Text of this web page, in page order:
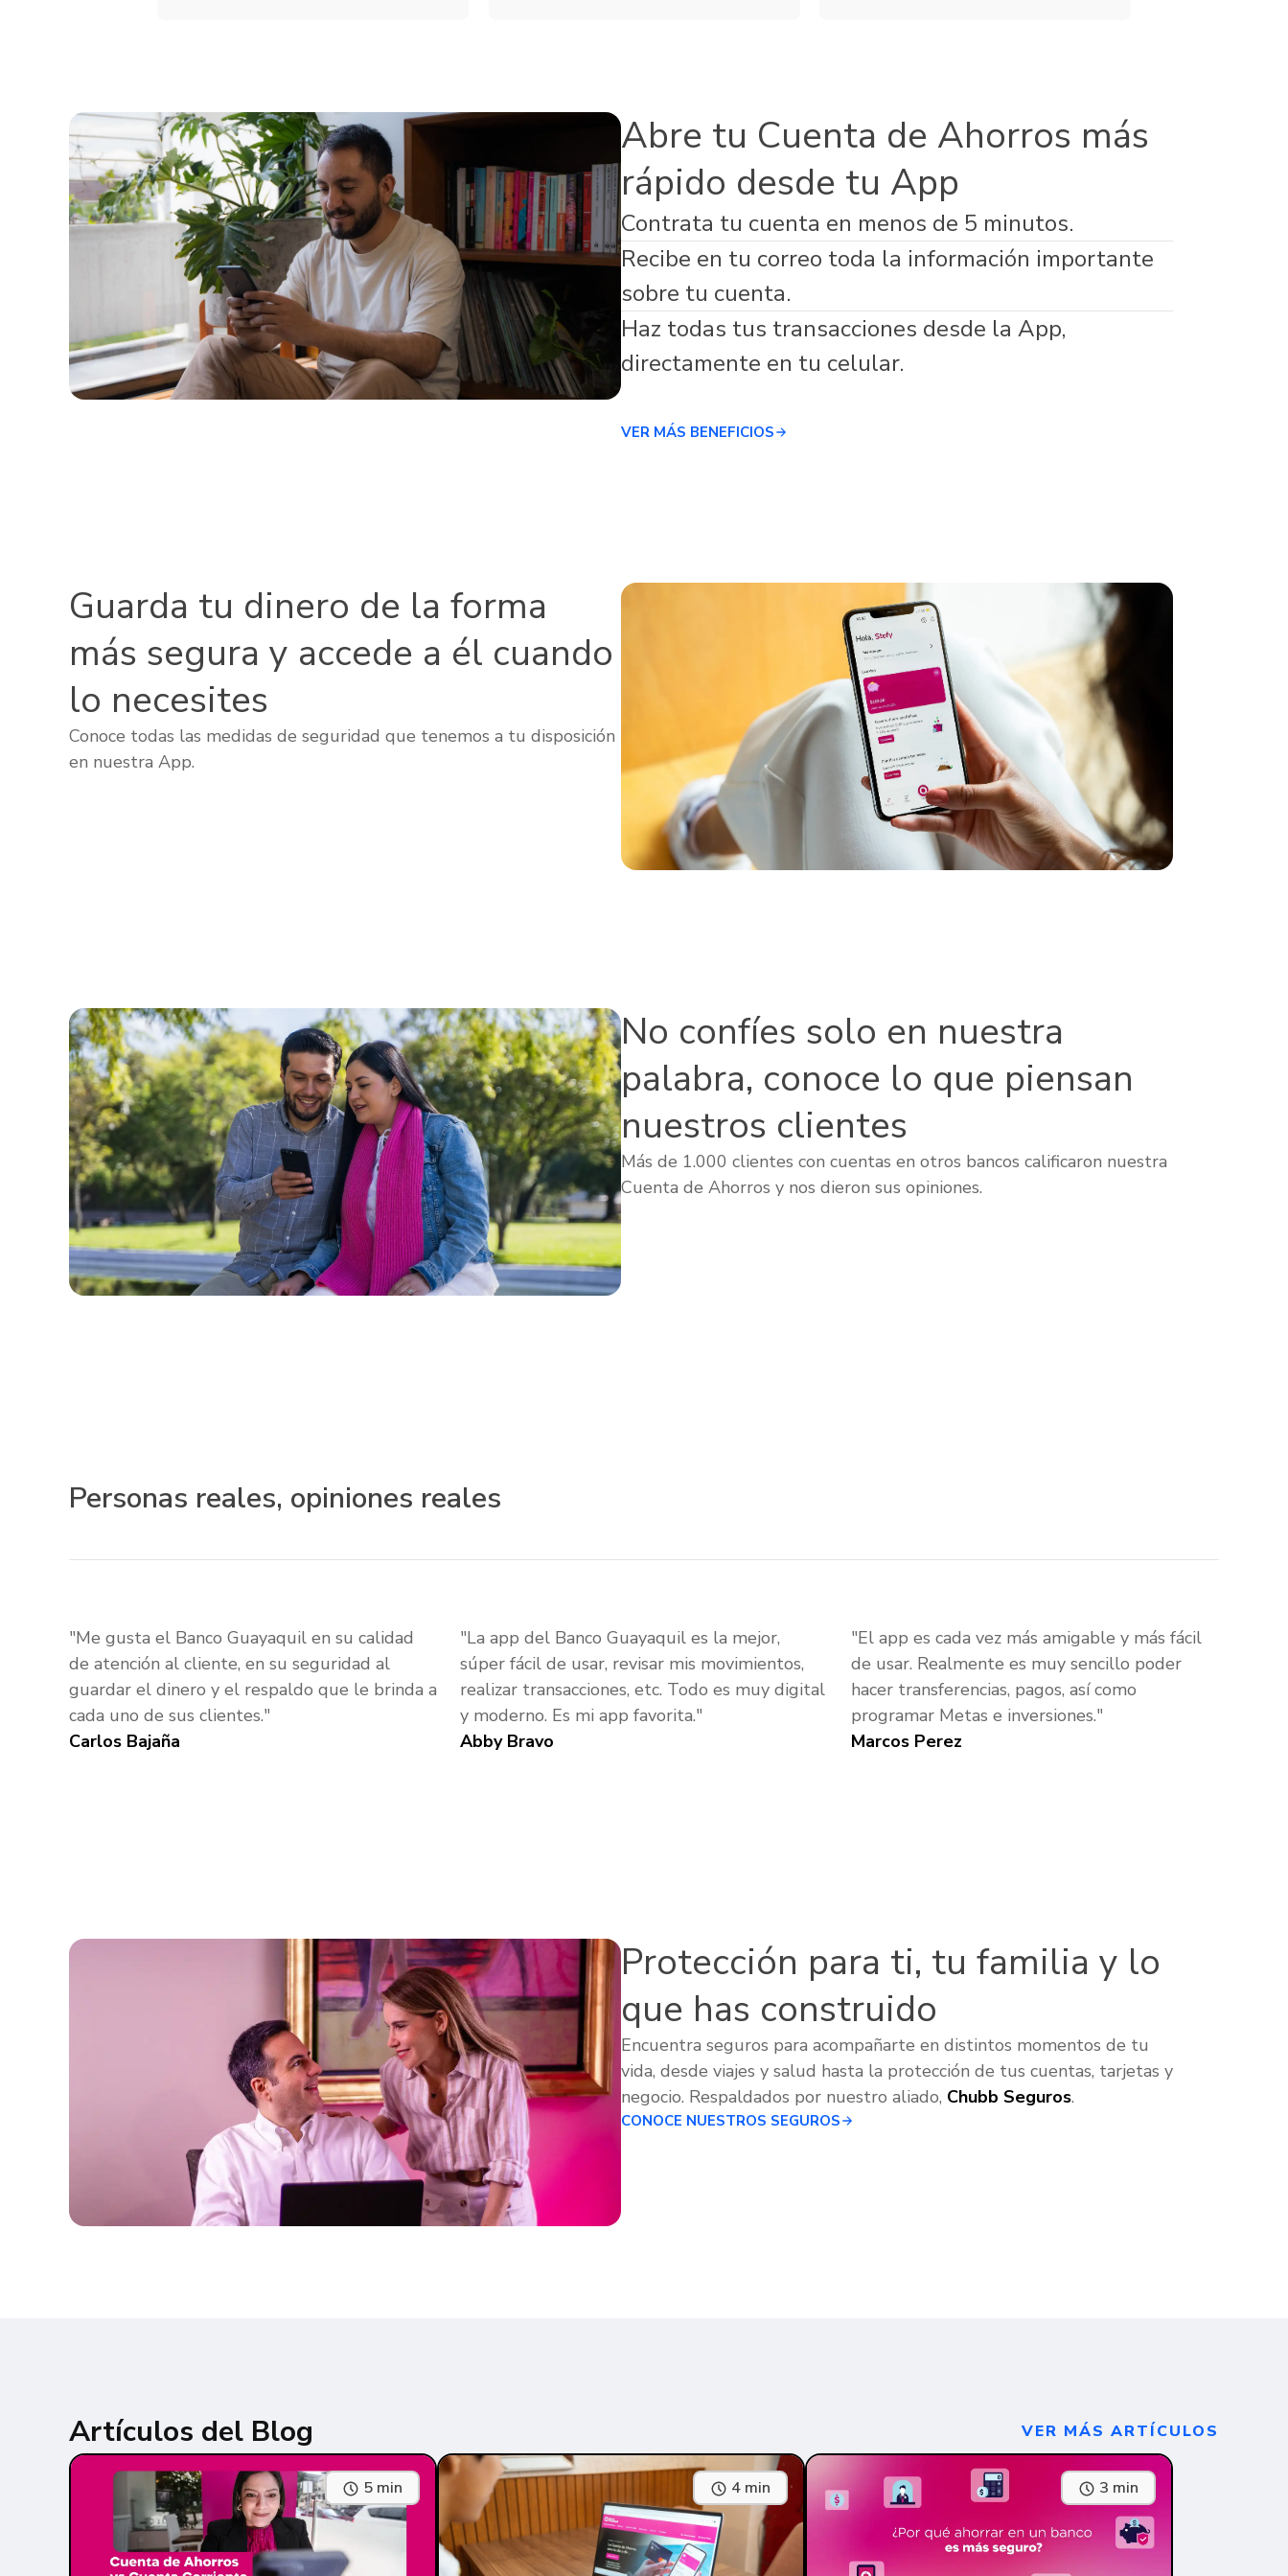
Servicios Adicionales
Courier
Peigo
Billetera virtual respaldada por Banco Guayaquil
Abre tu Cuenta de Ahorros más
rápido desde tu App
Contrata tu cuenta en menos de 5 minutos.
Recibe en tu correo toda la información importante
sobre tu cuenta.
Haz todas tus transacciones desde la App,
directamente en tu celular.
VER MÁS BENEFICIOS
Guarda tu dinero de la forma
más segura y accede a él cuando
lo necesites
Conoce todas las medidas de seguridad que tenemos a tu disposición
en nuestra App.
No confíes solo en nuestra
palabra, conoce lo que piensan
nuestros clientes
Más de 1.000 clientes con cuentas en otros bancos calificaron nuestra
Cuenta de Ahorros y nos dieron sus opiniones.
Personas reales, opiniones reales
"Me gusta el Banco Guayaquil en su calidad
de atención al cliente, en su seguridad al
guardar el dinero y el respaldo que le brinda a
cada uno de sus clientes."
Carlos Bajaña
"La app del Banco Guayaquil es la mejor,
súper fácil de usar, revisar mis movimientos,
realizar transacciones, etc. Todo es muy digital
y moderno. Es mi app favorita."
Abby Bravo
"El app es cada vez más amigable y más fácil
de usar. Realmente es muy sencillo poder
hacer transferencias, pagos, así como
programar Metas e inversiones."
Marcos Perez
Protección para ti, tu familia y lo
que has construido
Encuentra seguros para acompañarte en distintos momentos de tu
vida, desde viajes y salud hasta la protección de tus cuentas, tarjetas y
negocio. Respaldados por nuestro aliado, Chubb Seguros.
CONOCE NUESTROS SEGUROS
Artículos del Blog VER MÁS ARTÍCULOS
5 min 4 min 3 min